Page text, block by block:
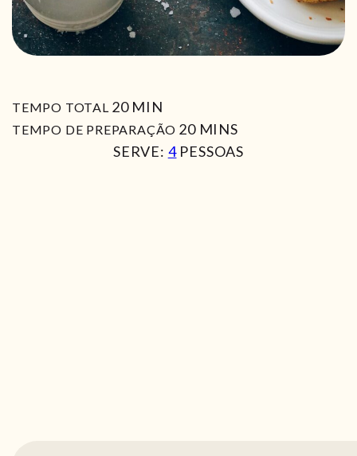
TEMPO TOTAL 20MIN
MIN
TEMPO DE PREPARAÇÃO 20MIN
MINS
SERVE: 4 PESSOAS